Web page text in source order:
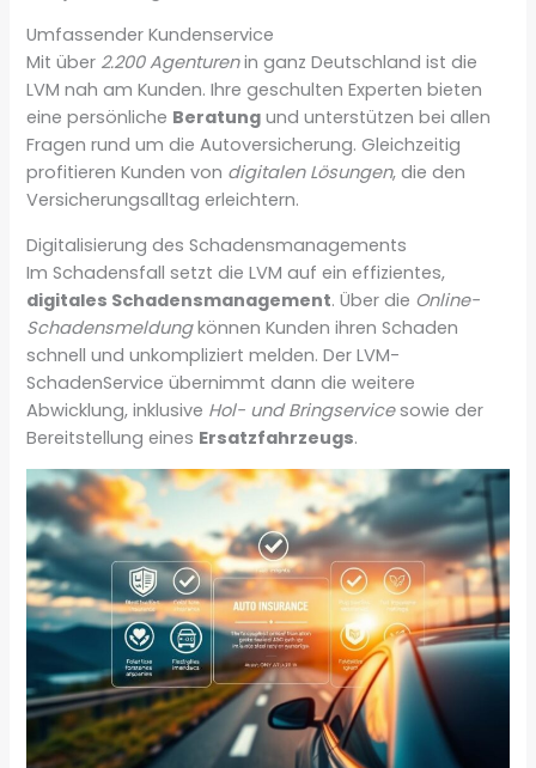
Umfassender Kundenservice
Mit über 2.200 Agenturenin ganz Deutschland ist die
LVM nah am Kunden. Ihre geschulten Experten bieten
eine persönliche Beratung und unterstützen bei allen
Fragen rund um die Autoversicherung. Gleichzeitig
profitieren Kunden von digitalen Lösungen, die den
Versicherungsalltag erleichtern.
Digitalisierung des Schadensmanagements
Im Schadensfall setzt die LVM auf ein effizientes,
digitales Schadensmanagement. Über die Online-
Schadensmeldungkönnen Kunden ihren Schaden
schnell und unkompliziert melden. Der LVM-
SchadenService übernimmt dann die weitere
Abwicklung, inklusive Hol- und Bringservicesowie der
Bereitstellung eines Ersatzfahrzeugs.